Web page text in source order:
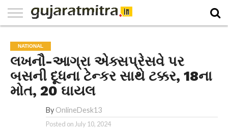
PAPER
NATIONAL
WORLD
BUSINESS
SPORTS
GUJARAT
OPINION
MORE
NATIONAL
લખનૌ-આગ્રા એક્સપ્રેસવે પર
બસની દૂધના ટેન્કર સાથે ટક્કર, 18ના
મોત, 20 ઘાયલ
By OnlineDesk13
Posted on July 10, 2024